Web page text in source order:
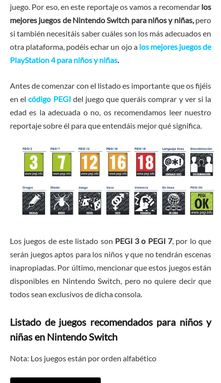
juego. Por eso, en este reportaje os vamos a recomendar los
mejores juegos de Nintendo Switch para niños y niñas,pero
si también necesitáis saber cuáles son los más adecuados en
otra plataforma, podéis echar un ojo a los mejores juegos de
PlayStation 4 para niños y niñas.
Antes de comenzar con el listado es importante que os fijéis
en elcódigo PEGI del juego que queráis comprar y ver si la
edad es la adecuada o no, os recomendamos leer nuestro
reportaje sobre él para que entendáis mejor qué significa.
Los juegos de este listado son PEGI 3 o PEGI 7, por lo que
serán juegos aptos para los niños y que no tendrán escenas
inapropiadas. Por último, mencionar que estos juegos están
disponibles en Nintendo Switch, pero no quiere decir que
todos sean exclusivos de dicha consola.
Listado de juegos recomendados para niños y
niñas en Nintendo Switch
Nota: Los juegos están por orden alfabético